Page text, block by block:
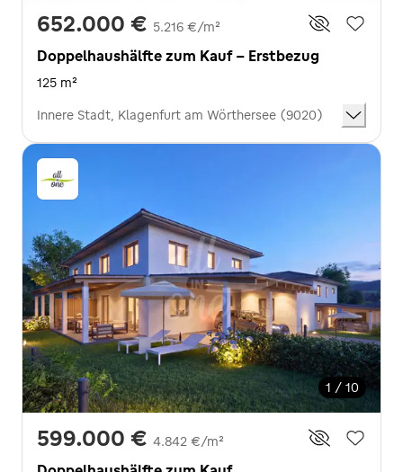
652.000 € 5.216 €/m²
Doppelhaushälfte zum Kauf - Erstbezug
125 m²
Innere Stadt, Klagenfurt am Wörthersee (9020)
1 / 10
599.000 € 4.842 €/m²